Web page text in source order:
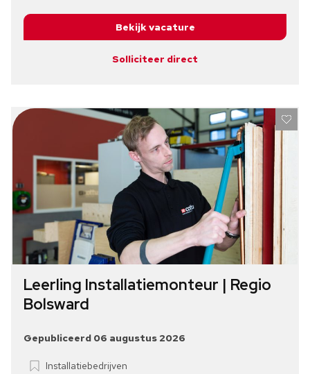
Solliciteer direct
Bekijk vacature
Leerling Installatiemonteur | Regio
Bolsward
Gepubliceerd 06 augustus 2026
Installatiebedrijven